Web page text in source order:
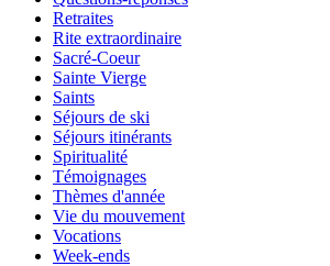
Retraites
Rite extraordinaire
Sacré-Coeur
Sainte Vierge
Saints
Séjours de ski
Séjours itinérants
Spiritualité
Témoignages
Thèmes d'année
Vie du mouvement
Vocations
Week-ends